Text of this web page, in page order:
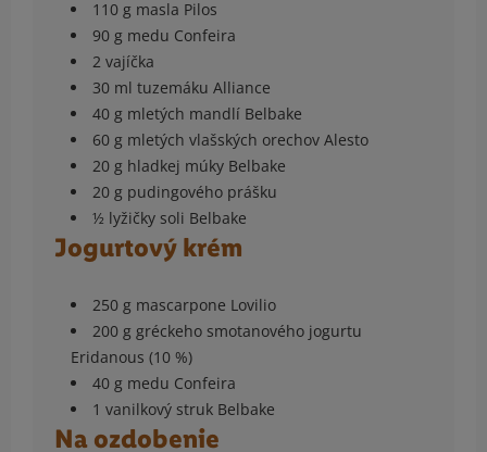
110 g masla Pilos
90 g medu Confeira
2 vajíčka
30 ml tuzemáku Alliance
40 g mletých mandlí Belbake
60 g mletých vlašských orechov Alesto
20 g hladkej múky Belbake
20 g pudingového prášku
½ lyžičky soli Belbake
Jogurtový krém
250 g mascarpone Lovilio
200 g gréckeho smotanového jogurtu
Eridanous (10 %)
40 g medu Confeira
1 vanilkový struk Belbake
Na ozdobenie